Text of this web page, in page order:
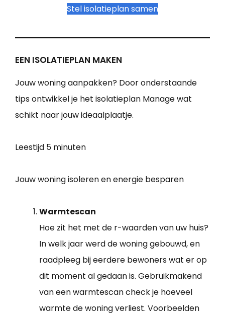
Stel isolatieplan samen
EEN ISOLATIEPLAN MAKEN
Jouw woning aanpakken? Door onderstaande
tips ontwikkel je het isolatieplan Manage wat
schikt naar jouw ideaalplaatje.
Leestijd 5 minuten
Jouw woning isoleren en energie besparen
Warmtescan
Hoe zit het met de r-waarden van uw huis?
In welk jaar werd de woning gebouwd, en
raadpleeg bij eerdere bewoners wat er op
dit moment al gedaan is. Gebruikmakend
van een warmtescan check je hoeveel
warmte de woning verliest. Voorbeelden